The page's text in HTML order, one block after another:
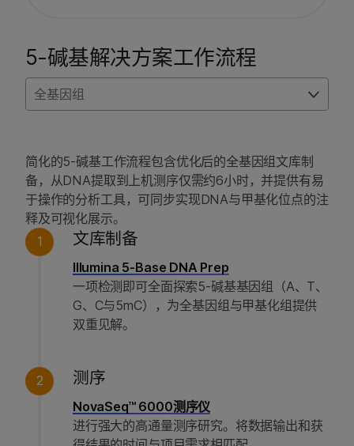
5-碱基解决方案工作流程
全基因组
简化的5-碱基工作流程包含优化后的全基因组文库制
备，从DNA提取到上机测序仅需约6小时，并提供有易
于操作的分析工具，可同步实现DNA与甲基化位点的注
释及可视化展示。
1 文库制备
Illumina 5-Base DNA Prep
一项检测即可全面探索5-碱基基因组（A、T、
G、C与5mC），为全基因组与甲基化组提供
双重见解。
2 测序
NovaSeq™ 6000测序仪
进行强大的高通量测序研究。将数据输出和获